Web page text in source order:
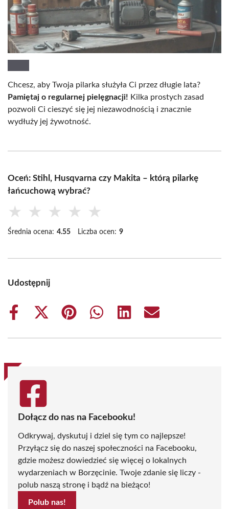
Chcesz, aby Twoja pilarka służyła Ci przez długie lata?
Pamiętaj o regularnej pielęgnacji! Kilka prostych zasad
pozwoli Ci cieszyć się jej niezawodnością i znacznie
wydłuży jej żywotność.
Oceń: Stihl, Husqvarna czy Makita – którą pilarkę
łańcuchową wybrać?
★ ★ ★ ★ ★
Średnia ocena: 4.55 Liczba ocen: 9
Udostępnij
Share
Share
(Twitter)
Share
Share
Share
Share
Dołącz do nas na Facebooku!
Odkrywaj, dyskutuj i dziel się tym co najlepsze!
Przyłącz się do naszej społeczności na Facebooku,
gdzie możesz dowiedzieć się więcej o lokalnych
wydarzeniach w Borzęcinie. Twoje zdanie się liczy -
polub naszą stronę i bądź na bieżąco!
Polub nas!